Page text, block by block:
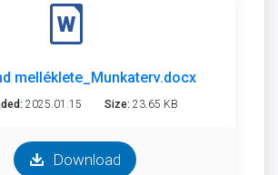
melléklete_Munkaterv.docx
2025.01.15 Size: 23.65 KB
Download